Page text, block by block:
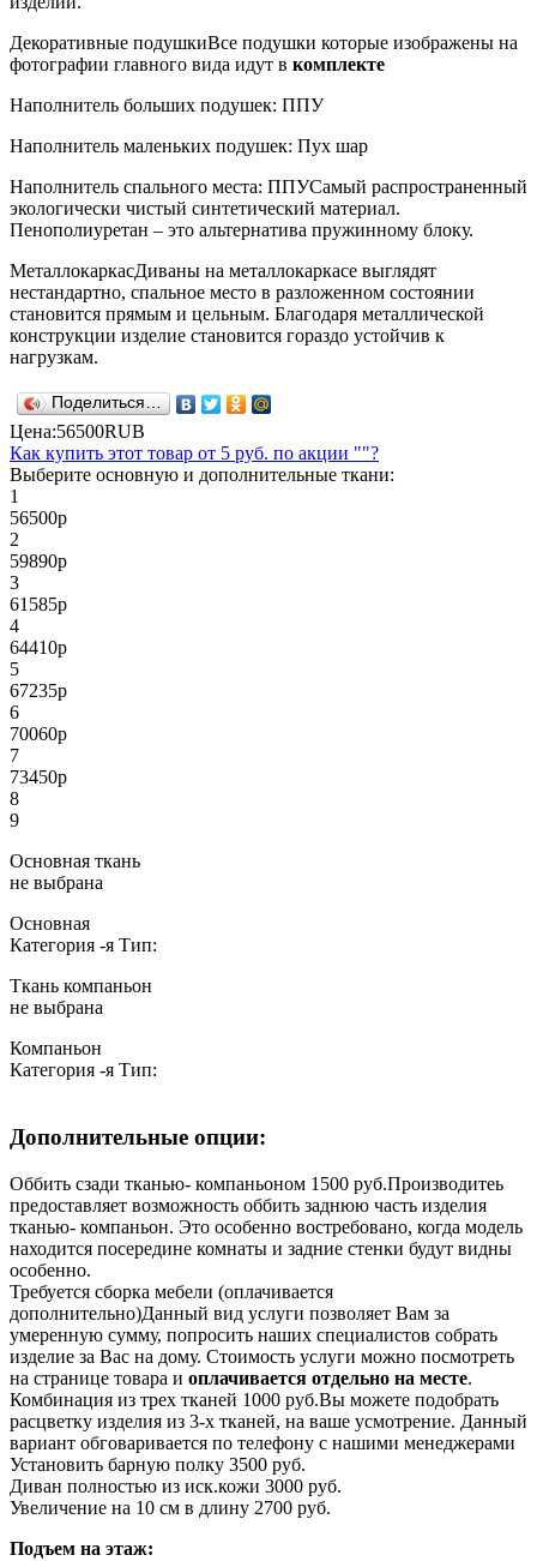
Декоративные подушкиВсе подушки которые изображены на
фотографии главного вида идут в комплекте
Наполнитель больших подушек: ППУ
Наполнитель маленьких подушек: Пух шар
Наполнитель спального места: ППУСамый распространенный
экологически чистый синтетический материал.
Пенополиуретан – это альтернатива пружинному блоку.
МеталлокаркасДиваны на металлокаркасе выглядят
нестандартно, спальное место в разложенном состоянии
становится прямым и цельным. Благодаря металлической
конструкции изделие становится гораздо устойчив к
нагрузкам.
Поделиться…
Цена:56500RUB
Как купить этот товар от 5 руб. по акции ""?
Выберите основную и дополнительные ткани:
1
56500р
2
59890р
3
61585р
4
64410р
5
67235р
6
70060р
7
73450р
8
9
Основная ткань
не выбрана
Основная
Категория -я Тип:
Ткань компаньон
не выбрана
Компаньон
Категория -я Тип:
Дополнительные опции:
Оббить сзади тканью- компаньоном 1500 руб.Производитеь
предоставляет возможность оббить заднюю часть изделия
тканью- компаньон. Это особенно востребовано, когда модель
находится посередине комнаты и задние стенки будут видны
особенно.
Требуется сборка мебели (оплачивается
дополнительно)Данный вид услуги позволяет Вам за
умеренную сумму, попросить наших специалистов собрать
изделие за Вас на дому. Стоимость услуги можно посмотреть
на странице товара и оплачивается отдельно на месте.
Комбинация из трех тканей 1000 руб.Вы можете подобрать
расцветку изделия из 3-х тканей, на ваше усмотрение. Данный
вариант обговаривается по телефону с нашими менеджерами
Установить барную полку 3500 руб.
Диван полностью из иск.кожи 3000 руб.
Увеличение на 10 см в длину 2700 руб.
Подъем на этаж: